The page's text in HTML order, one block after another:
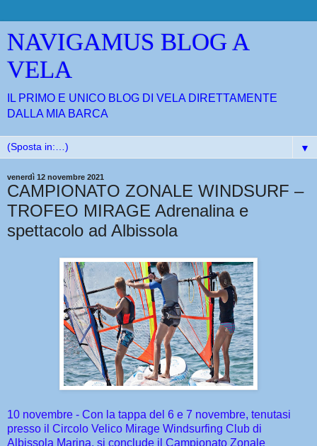
NAVIGAMUS BLOG A
VELA
IL PRIMO E UNICO BLOG DI VELA DIRETTAMENTE
DALLA MIA BARCA
▼
venerdì 12 novembre 2021
CAMPIONATO ZONALE WINDSURF –
TROFEO MIRAGE Adrenalina e
spettacolo ad Albissola
10 novembre - Con la tappa del 6 e 7 novembre, tenutasi
presso il Circolo Velico Mirage Windsurfing Club di
Albissola Marina, si conclude il Campionato Zonale